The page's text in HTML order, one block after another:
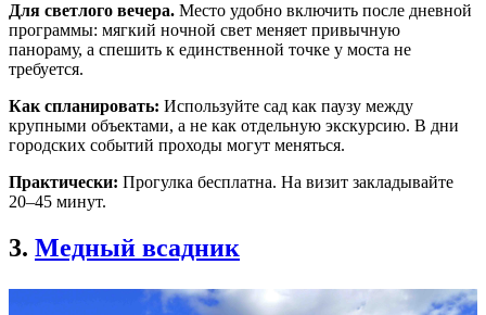
Для светлого вечера. Место удобно включить после дневной
программы: мягкий ночной свет меняет привычную
панораму, а спешить к единственной точке у моста не
требуется.
Как спланировать: Используйте сад как паузу между
крупными объектами, а не как отдельную экскурсию. В дни
городских событий проходы могут меняться.
Практически: Прогулка бесплатна. На визит закладывайте
20–45 минут.
3. Медный всадник